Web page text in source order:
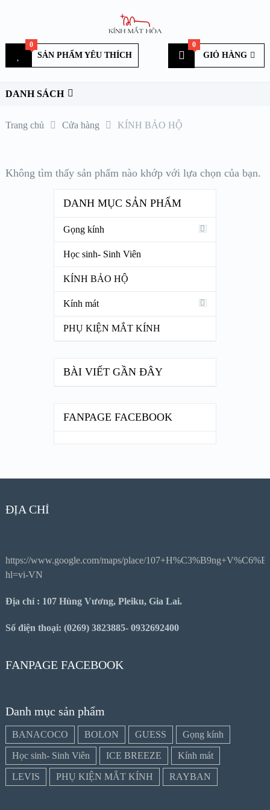
SẢN PHẨM YÊU THÍCH
0
GIỎ HÀNG
0
DANH SÁCH
Trang chủ Cửa hàng KÍNH BẢO HỘ
Không tìm thấy sản phẩm nào khớp với lựa chọn của bạn.
DANH MỤC SẢN PHẨM
Gọng kính
Học sinh- Sinh Viên
KÍNH BẢO HỘ
Kính mát
PHỤ KIỆN MẮT KÍNH
BÀI VIẾT GẦN ĐÂY
FANPAGE FACEBOOK
ĐỊA CHỈ
https://www.google.com/maps/place/
hl=vi-VN
Địa chỉ : 107 Hùng Vương, Pleiku, Gia Lai.
Số điện thoại: (0269) 3823885- 0932692400
FANPAGE FACEBOOK
Danh mục sản phẩm
BANACOCO BOLON GUESS Gọng kính
Học sinh- Sinh Viên ICE BREEZE Kính mát
LEVIS PHỤ KIỆN MẮT KÍNH RAYBAN